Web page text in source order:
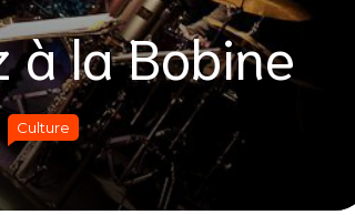
la Bobine
Culture